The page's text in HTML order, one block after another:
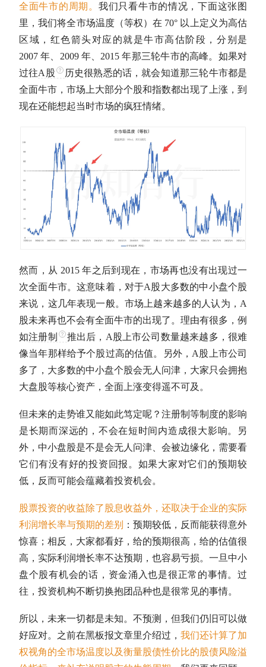
全面牛市的周期。 我们只看牛市的情况，下面这张图
里，我们将全市场温度（等权）在 70° 以上定义为高估
区域，红色箭头对应的就是牛市高估阶段，分别是
2007 年、2009 年、2015 年那三轮牛市的高峰。如果对
过往A股 历史很熟悉的话，就会知道那三轮牛市都是
全面牛市 ，市场上大部分个股和指数都出现了上涨，到
现在还能想起当时市场的疯狂情绪。
然而，从 2015 年之后到现在，市场再也没有出现过一
次全面牛市。这意味着，对于A股大多数的中小盘个股
来说，这几年表现一般。市场上越来越多的人认为， A
股未来再也不会有全面牛市的出现了。理由有很多，例
如注册制 推出后， A股 上市公司数量越来越多，很难
像当年那样给予个股过高的估值。另外， A股 上市公司
多了，大多数的中小盘个股会无人问津，大家只会拥抱
大盘股等核心资产，全面上涨变得遥不可及。
但未来的走势谁又能如此笃定呢？ 注册制 等制度的影响
是长期而深远的，不会在短时间内造成很大影响。另
外， 中小盘股是不是会无人问津、会被边缘化，需要看
它们有没有好的投资回报。如果大家对它们的预期较
低，反而可能会蕴藏着投资机会。
股票投资的收益除了股息收益外，还取决于企业的实际
利润增长率与预期的差别
：预期较低，反而能获得意外
惊喜；相反，大家都看好，给的预期很高，给的估值很
高，实际利润增长率不达预期，也容易亏损。一旦中小
盘个股有机会的话，资金涌入也是很正常的事情。过
往，投资机构不断切换抱团品种也是很常见的事情。
所以，未来一切都是未知。不预测，但我们仍旧可以做
好应对。之前在黑板报文章里介绍过， 我们还计算了加
权视角的全市场温度以及衡量股债性价比的股债风险溢